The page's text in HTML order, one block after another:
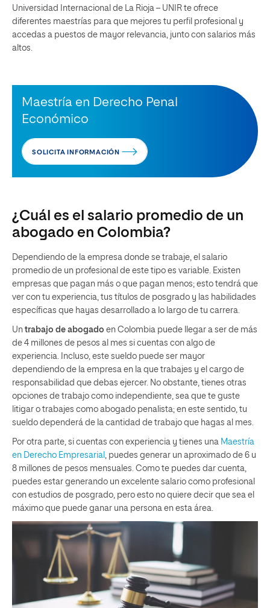
Universidad Internacional de La Rioja – UNIR te ofrece
diferentes maestrías para que mejores tu perfil profesional y
accedas a puestos de mayor relevancia, junto con salarios más
altos.
Maestría en Derecho Penal
Económico
SOLICITA INFORMACIÓN
¿Cuál es el salario promedio de un
abogado en Colombia?
Dependiendo de la empresa donde se trabaje, el salario
promedio de un profesional de este tipo es variable. Existen
empresas que pagan más o que pagan menos; esto tendrá que
ver con tu experiencia, tus títulos de posgrado y las habilidades
específicas que hayas desarrollado a lo largo de tu carrera.
Un trabajo de abogado en Colombia puede llegar a ser de más
de 4 millones de pesos al mes si cuentas con algo de
experiencia. Incluso, este sueldo puede ser mayor
dependiendo de la empresa en la que trabajes y el cargo de
responsabilidad que debas ejercer. No obstante, tienes otras
opciones de trabajo como independiente, sea que te guste
litigar o trabajes como abogado penalista; en este sentido, tu
sueldo dependerá de la cantidad de trabajo que hagas al mes.
Por otra parte, si cuentas con experiencia y tienes una Maestría
en Derecho Empresarial
, puedes generar un aproximado de 6 u
8 millones de pesos mensuales. Como te puedes dar cuenta,
puedes estar generando un excelente salario como profesional
con estudios de posgrado, pero esto no quiere decir que sea el
máximo que puede ganar una persona en esta área.